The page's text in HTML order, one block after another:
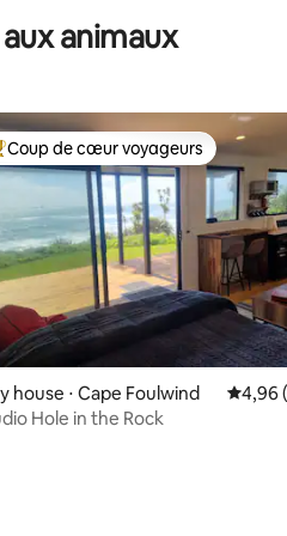
animaux
5sur la base de 378
de cœur voyageurs les plus
Coup de cœur voyageurs
house ⋅ Cape Foulwind
4,96
Hole in the Rock